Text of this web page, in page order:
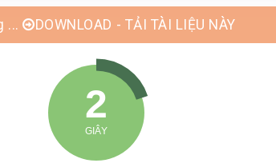
... DOWNLOAD - TẢI TÀI LIỆU NÀY